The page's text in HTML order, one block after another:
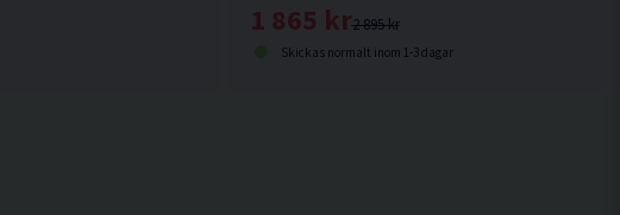
2 895 kr
1 865 kr
Skickas normalt inom 1-3 dagar